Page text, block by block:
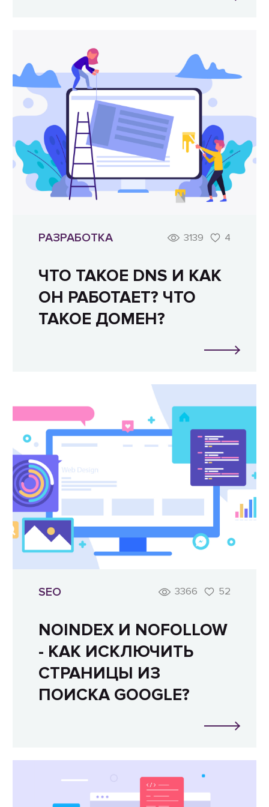
РАЗРАБОТКА 3139 4
ЧТО ТАКОЕ DNS И КАК
ОН РАБОТАЕТ? ЧТО
ТАКОЕ ДОМЕН?
SEO 3366 52
NOINDEX И NOFOLLOW
- КАК ИСКЛЮЧИТЬ
СТРАНИЦЫ ИЗ
ПОИСКА GOOGLE?